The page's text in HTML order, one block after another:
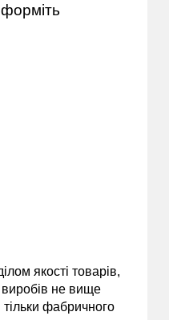
якості товарів,
виробів не вище
фабричного